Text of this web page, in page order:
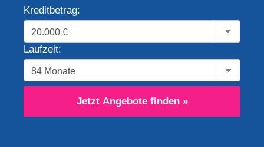
Kreditbetrag:
Laufzeit:
Jetzt Angebote finden »